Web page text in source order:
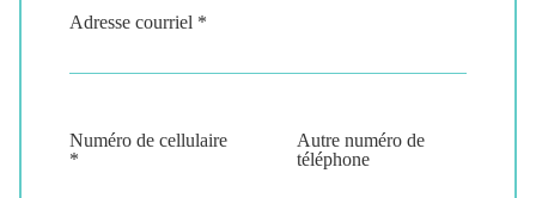
Adresse courriel *
Numéro de cellulaire
*
Autre numéro de
téléphone